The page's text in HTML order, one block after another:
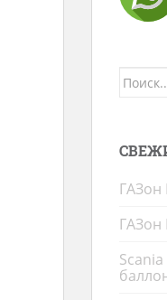
Поиск
ГАЗон
ГАЗон